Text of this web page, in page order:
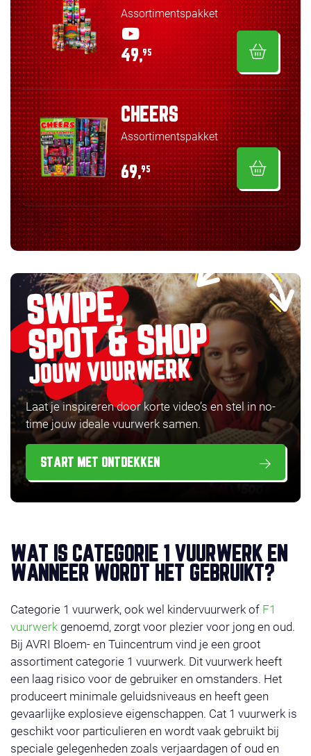
Assortimentspakket
49,95
CHEERS
Assortimentspakket
69,95
SWIPE,
SPOT & SHOP
JOUW VUURWERK
Laat je inspireren door korte video’s en stel in no-
time jouw ideale vuurwerk samen.
START MET ONTDEKKEN
WAT IS CATEGORIE 1 VUURWERK EN
WANNEER WORDT HET GEBRUIKT?
Categorie 1 vuurwerk, ook wel kindervuurwerk of F1
vuurwerk genoemd, zorgt voor plezier voor jong en oud.
Bij AVRI Bloem- en Tuincentrum vind je een groot
assortiment categorie 1 vuurwerk. Dit vuurwerk heeft
een laag risico voor de gebruiker en omstanders. Het
produceert minimale geluidsniveaus en heeft geen
gevaarlijke explosieve eigenschappen. Cat 1 vuurwerk is
geschikt voor particulieren en wordt vaak gebruikt bij
speciale gelegenheden zoals verjaardagen of oud en